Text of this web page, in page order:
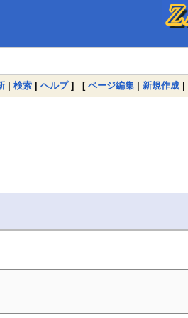
| 検索 | ヘルプ] [ ページ編集 | 新規作成 |